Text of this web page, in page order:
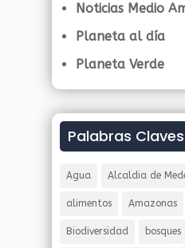
Noticias Medio
Planeta al día
Planeta Verde
Palabras
Agua Alcaldia de
alimentos Amazonas
Biodiversidad bosques